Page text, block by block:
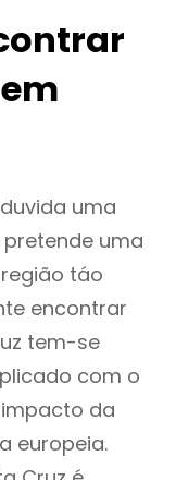
uma
uma
táo
encontrar
tem-se
com o
da
europeia.